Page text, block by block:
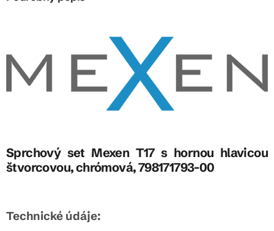
Sprchový set Mexen T17 s hornou hlavicou
štvorcovou, chrómová, 798171793-00
Technické údáje: